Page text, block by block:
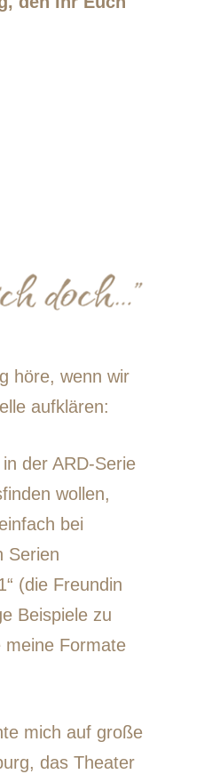
höre, wenn wir
aufklären:
der ARD-Serie
wollen,
bei
Serien
(die Freundin
Beispiele zu
meine Formate
mich auf große
das Theater